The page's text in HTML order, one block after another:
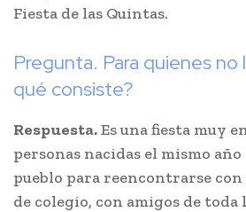
Fiesta de las Quintas.
Pregunta. Para quienes no
qué consiste?
Respuesta.Es una fiesta muy
personas nacidas el mismo
pueblo para reencontrarse con
de colegio, con amigos de toda